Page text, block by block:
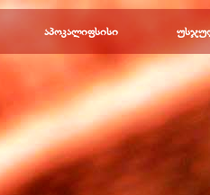
აპოკალიფსისი